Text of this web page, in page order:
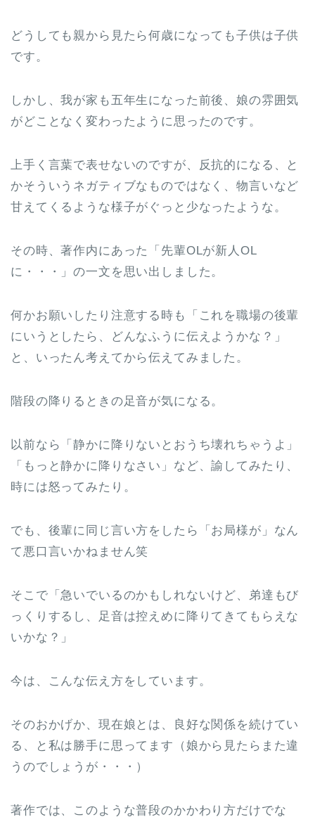
どうしても親から見たら何歳になっても子供は子供
です。
しかし、我が家も五年生になった前後、娘の雰囲気
がどことなく変わったように思ったのです。
上手く言葉で表せないのですが、反抗的になる、と
かそういうネガティブなものではなく、物言いなど
甘えてくるような様子がぐっと少なったような。
その時、著作内にあった「先輩OLが新人OL
に・・・」の一文を思い出しました。
何かお願いしたり注意する時も「これを職場の後輩
にいうとしたら、どんなふうに伝えようかな？」
と、いったん考えてから伝えてみました。
階段の降りるときの足音が気になる。
以前なら「静かに降りないとおうち壊れちゃうよ」
「もっと静かに降りなさい」など、諭してみたり、
時には怒ってみたり。
でも、後輩に同じ言い方をしたら「お局様が」なん
て悪口言いかねません笑
そこで「急いでいるのかもしれないけど、弟達もび
っくりするし、足音は控えめに降りてきてもらえな
いかな？」
今は、こんな伝え方をしています。
そのおかげか、現在娘とは、良好な関係を続けてい
る、と私は勝手に思ってます（娘から見たらまた違
うのでしょうが・・・）
著作では、このような普段のかかわり方だけでな